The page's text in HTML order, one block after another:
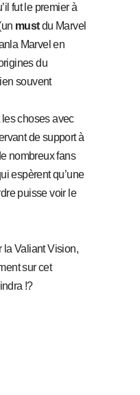
fut le premier à
mustdu Marvel
Marvel en
du
souvent
choses avec
de support à
nombreux fans
espèrent qu’une
puisse voir le
la Valiant Vision,
sur cet
!?